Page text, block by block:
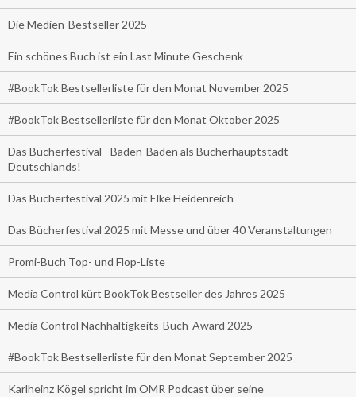
Die Medien-Bestseller 2025
Ein schönes Buch ist ein Last Minute Geschenk
#BookTok Bestsellerliste für den Monat November 2025
#BookTok Bestsellerliste für den Monat Oktober 2025
Das Bücherfestival - Baden-Baden als Bücherhauptstadt
Deutschlands!
Das Bücherfestival 2025 mit Elke Heidenreich
Das Bücherfestival 2025 mit Messe und über 40 Veranstaltungen
Promi-Buch Top- und Flop-Liste
Media Control kürt BookTok Bestseller des Jahres 2025
Media Control Nachhaltigkeits-Buch-Award 2025
#BookTok Bestsellerliste für den Monat September 2025
Karlheinz Kögel spricht im OMR Podcast über seine